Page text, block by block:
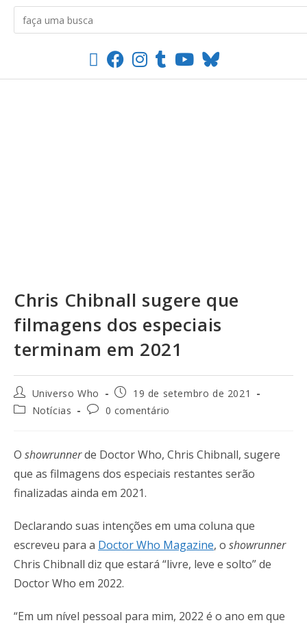
Chris Chibnall sugere que
filmagens dos especiais
terminam em 2021
Universo Who
19 de setembro de 2021
Notícias
0 comentário
O showrunnerde Doctor Who, Chris Chibnall, sugere
que as filmagens dos especiais restantes serão
finalizadas ainda em 2021.
Declarando suas intenções em uma coluna que
escreveu para a Doctor Who Magazine, o showrunner
Chris Chibnall diz que estará “livre, leve e solto” de
Doctor Who em 2022.
“Em um nível pessoal para mim, 2022 é o ano em que